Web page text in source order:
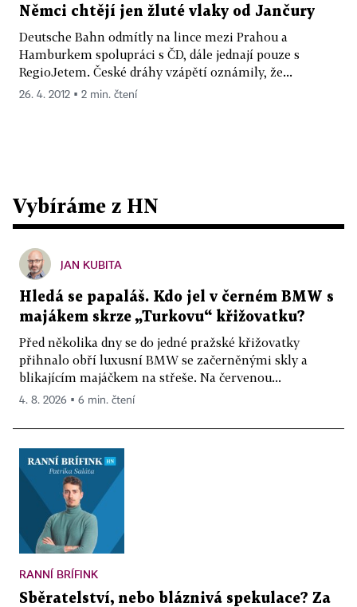
Němci chtějí jen žluté vlaky od Jančury
Deutsche Bahn odmítly na lince mezi Prahou a
Hamburkem spolupráci s ČD, dále jednají pouze s
RegioJetem. České dráhy vzápětí oznámily, že...
26. 4. 2012 ▪ 2 min. čtení
Vybíráme z HN
JAN KUBITA
Hledá se papaláš. Kdo jel v černém BMW s
majákem skrze „Turkovu“ křižovatku?
Před několika dny se do jedné pražské křižovatky
přihnalo obří luxusní BMW se začerněnými skly a
blikajícím majáčkem na střeše. Na červenou...
4. 8. 2026 ▪ 6 min. čtení
RANNÍ BRÍFINK
Sběratelství, nebo bláznivá spekulace? Za